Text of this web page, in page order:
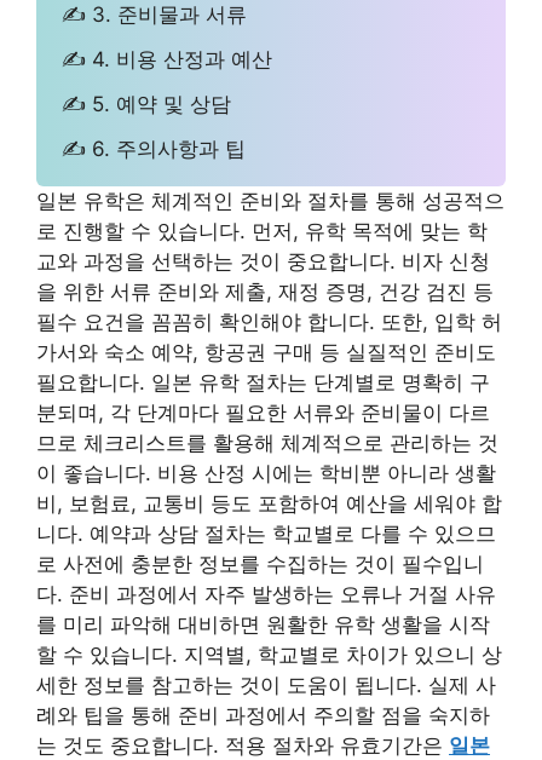
✍ 3. 준비물과 서류
✍ 4. 비용 산정과 예산
✍ 5. 예약 및 상담
✍ 6. 주의사항과 팁
일본 유학은 체계적인 준비와 절차를 통해 성공적으
로 진행할 수 있습니다. 먼저, 유학 목적에 맞는 학
교와 과정을 선택하는 것이 중요합니다. 비자 신청
을 위한 서류 준비와 제출, 재정 증명, 건강 검진 등
필수 요건을 꼼꼼히 확인해야 합니다. 또한, 입학 허
가서와 숙소 예약, 항공권 구매 등 실질적인 준비도
필요합니다. 일본 유학 절차는 단계별로 명확히 구
분되며, 각 단계마다 필요한 서류와 준비물이 다르
므로 체크리스트를 활용해 체계적으로 관리하는 것
이 좋습니다. 비용 산정 시에는 학비뿐 아니라 생활
비, 보험료, 교통비 등도 포함하여 예산을 세워야 합
니다. 예약과 상담 절차는 학교별로 다를 수 있으므
로 사전에 충분한 정보를 수집하는 것이 필수입니
다. 준비 과정에서 자주 발생하는 오류나 거절 사유
를 미리 파악해 대비하면 원활한 유학 생활을 시작
할 수 있습니다. 지역별, 학교별로 차이가 있으니 상
세한 정보를 참고하는 것이 도움이 됩니다. 실제 사
례와 팁을 통해 준비 과정에서 주의할 점을 숙지하
는 것도 중요합니다. 적용 절차와 유효기간은 일본